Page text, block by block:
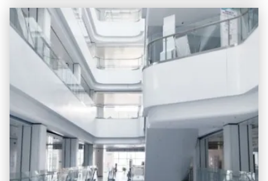
フィックを処理するには,コアレイヤスイッチは大きなパワー
と容量を持つ必要があります. そのため,迅速で完全な管理ス
イッチであることが重要です. ...